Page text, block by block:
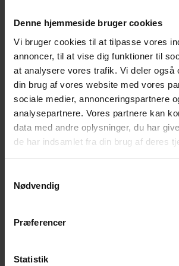
Denne hjemmeside bruger cookies
Vi bruger cookies til at tilpasse vores
annoncer, til at vise dig funktioner til
at analysere vores trafik. Vi deler også
din brug af vores website med vores
sociale medier, annonceringspartnere
analysepartnere. Vores partnere kan
data med andre oplysninger, du har
de har indsamlet fra din brug af deres
Nødvendig
Præferencer
Statistik
Henvendelse angående hjemmebehandling
klinikken på tlf. nr. 75 80 19 07.
Du vil derefter blive kontaktet af en af vore
fysioterapeuter, så I sammen kan planlægge
behandlingsforløb. Ifølge overenskomsten kan
hjemmebehandling opkræves et afstand- og
almindelige takster.
Behandlingen hjemme hos dig vil som
nøjagtig de samme principper, som hvis du